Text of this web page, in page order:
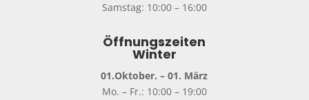
Samstag: 10:00 – 16:00
Öffnungszeiten
Winter
01.Oktober. – 01. März
Mo. – Fr.: 10:00 – 19:00